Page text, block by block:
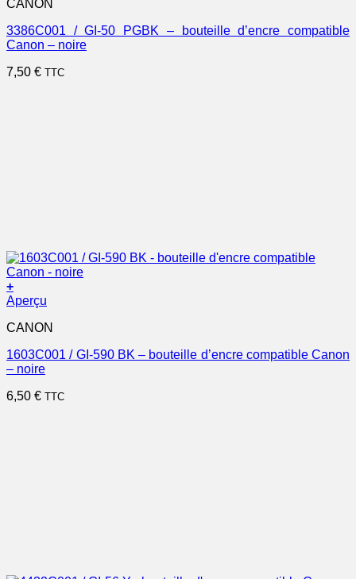
CANON
3386C001 / GI-50 PGBK – bouteille d’encre compatible
Canon – noire
7,50 € TTC
+
Aperçu
CANON
1603C001 / GI-590 BK – bouteille d’encre compatible Canon
– noire
6,50 € TTC